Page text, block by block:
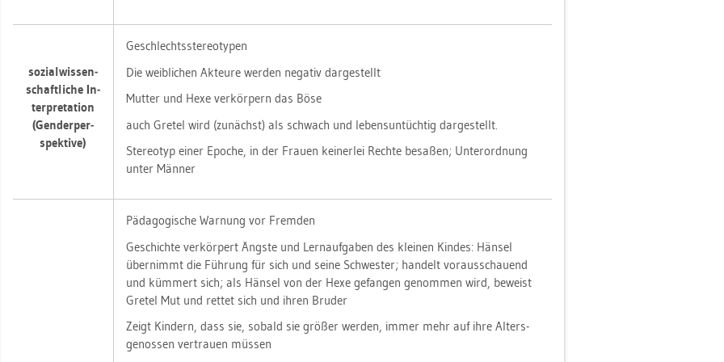
so­zi­al­wis­sen­
schaft­li­che In­
ter­pre­ta­ti­on
(Gen­der­per­
spek­ti­ve)
Ge­schlechts­ste­reo­ty­pen
Die weib­li­chen Ak­teu­re wer­den ne­ga­tiv dar­ge­stellt
Mut­ter und Hexe ver­kör­pern das Böse
auch Gre­tel wird (zu­nächst) als schwach und le­bens­un­tüch­tig dar­ge­stellt.
Ste­reo­typ einer Epo­che, in der Frau­en kei­ner­lei Rech­te be­sa­ßen; Un­ter­ord­nung
unter Män­ner
Päd­ago­gi­sche War­nung vor Frem­den
Ge­schich­te ver­kör­pert Ängs­te und Lern­auf­ga­ben des klei­nen Kin­des: Hän­sel
über­nimmt die Füh­rung für sich und seine Schwes­ter; han­delt vor­aus­schau­end
und küm­mert sich; als Hän­sel von der Hexe ge­fan­gen ge­nom­men wird, be­weist
Gre­tel Mut und ret­tet sich und ihren Bru­der
Zeigt Kin­dern, dass sie, so­bald sie grö­ßer wer­den, immer mehr auf ihre Al­ters­
ge­nos­sen ver­trau­en müs­sen